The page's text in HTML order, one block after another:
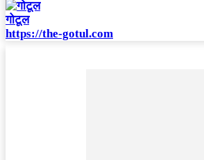
गोटूल
https://the-gotul.com